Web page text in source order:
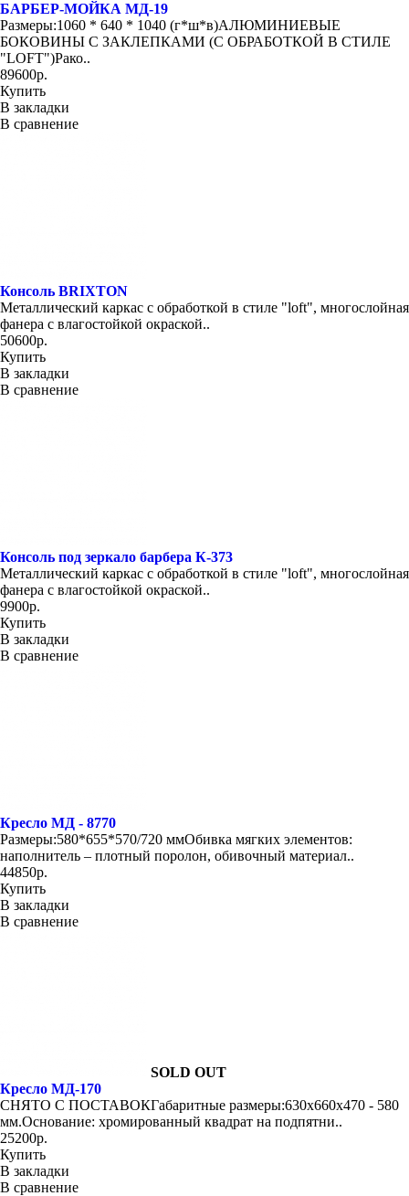
БАРБЕР-МОЙКА МД-19
Размеры:1060 * 640 * 1040 (г*ш*в)АЛЮМИНИЕВЫЕ
БОКОВИНЫ С ЗАКЛЕПКАМИ (С ОБРАБОТКОЙ В СТИЛЕ
"LOFT")Рако..
89600р.
Купить
В закладки
В сравнение
Консоль BRIXTON
Металлический каркас с обработкой в стиле "loft", многослойная
фанера с влагостойкой окраской..
50600р.
Купить
В закладки
В сравнение
Консоль под зеркало барбера К-373
Металлический каркас с обработкой в стиле "loft", многослойная
фанера с влагостойкой окраской..
9900р.
Купить
В закладки
В сравнение
Кресло МД - 8770
Размеры:580*655*570/720 ммОбивка мягких элементов:
наполнитель – плотный поролон, обивочный материал..
44850р.
Купить
В закладки
В сравнение
SOLD OUT
Кресло МД-170
СНЯТО С ПОСТАВОКГабаритные размеры:630х660х470 - 580
мм.Основание: хромированный квадрат на подпятни..
25200р.
Купить
В закладки
В сравнение